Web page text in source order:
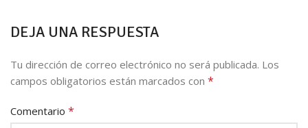
DEJA UNA RESPUESTA
Tu dirección de correo electrónico no será publicada. Los
campos obligatorios están marcados con *
Comentario *